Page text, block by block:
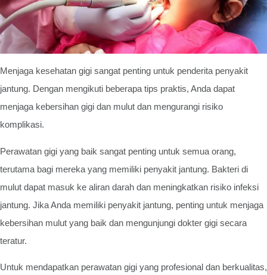
Menjaga kesehatan gigi sangat penting untuk penderita penyakit
jantung. Dengan mengikuti beberapa tips praktis, Anda dapat
menjaga kebersihan gigi dan mulut dan mengurangi risiko
komplikasi.
Perawatan gigi yang baik sangat penting untuk semua orang,
terutama bagi mereka yang memiliki penyakit jantung. Bakteri di
mulut dapat masuk ke aliran darah dan meningkatkan risiko infeksi
jantung. Jika Anda memiliki penyakit jantung, penting untuk menjaga
kebersihan mulut yang baik dan mengunjungi dokter gigi secara
teratur.
Untuk mendapatkan perawatan gigi yang profesional dan berkualitas,